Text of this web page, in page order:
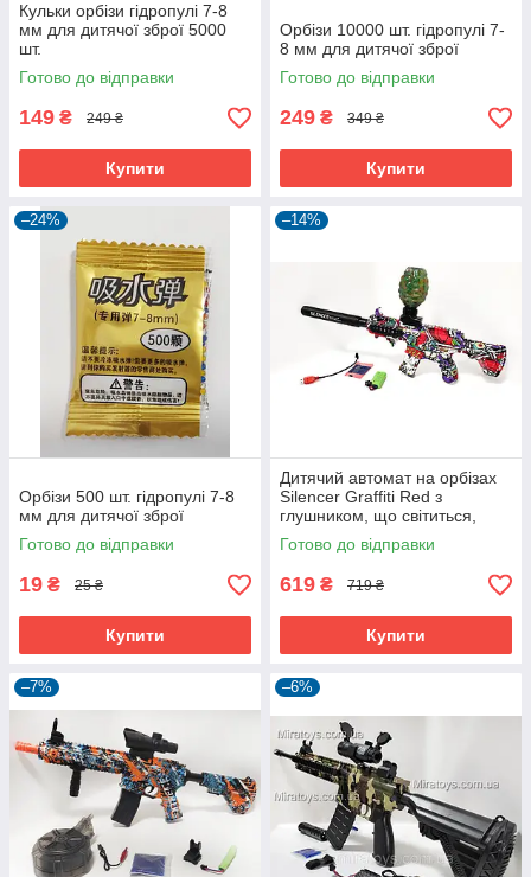
Кульки орбізи гідропулі 7-8
мм для дитячої зброї 5000
шт.
Готово до відправки
149 ₴ 249 ₴
Купити
Орбізи 10000 шт. гідропулі 7-
8 мм для дитячої зброї
Готово до відправки
249 ₴ 349 ₴
Купити
–24%
Орбізи 500 шт. гідропулі 7-8
мм для дитячої зброї
Готово до відправки
19 ₴ 25 ₴
Купити
–14%
Дитячий автомат на орбізах
Silencer Graffiti Red з
глушником, що світиться,
акумулятор 7.4V
Готово до відправки
619 ₴ 719 ₴
Купити
–7% –6%